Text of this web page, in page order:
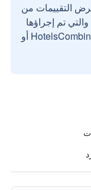
التقييمات من
تم إجراؤها
بواسطة مستخدمين حقيقيين مع HotelsCombined أو